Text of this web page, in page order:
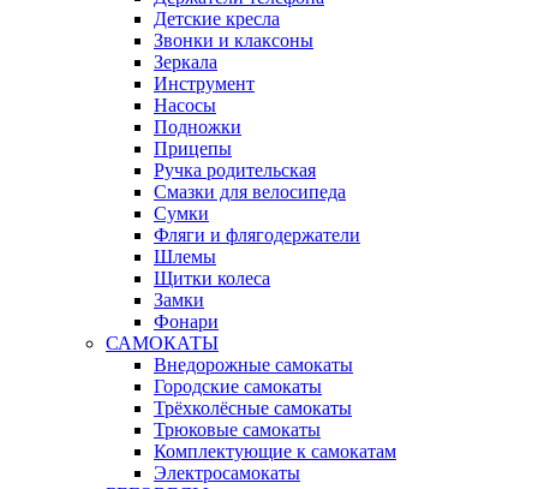
Детские кресла
Звонки и клаксоны
Зеркала
Инструмент
Насосы
Подножки
Прицепы
Ручка родительская
Смазки для велосипеда
Сумки
Фляги и флягодержатели
Шлемы
Щитки колеса
Замки
Фонари
САМОКАТЫ
Внедорожные самокаты
Городские самокаты
Трёхколёсные самокаты
Трюковые самокаты
Комплектующие к самокатам
Электросамокаты